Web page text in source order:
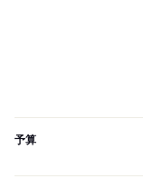
予算